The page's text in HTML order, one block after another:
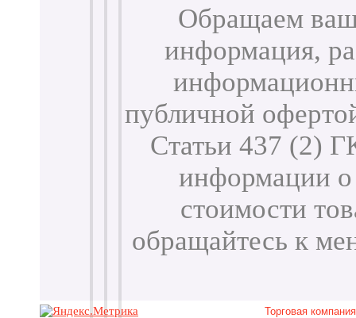
Обращаем
информация,
публичной
Статьи 437 (2)
информации о
стоимости
обращайтесь к
Торговая